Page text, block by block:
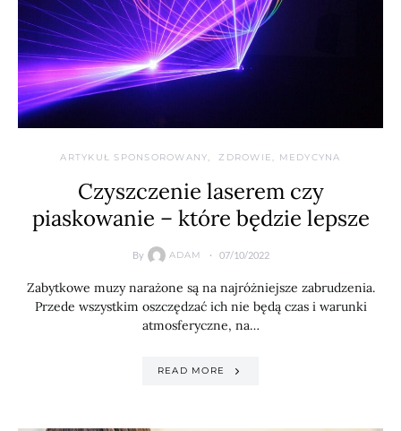
ARTYKUŁ SPONSOROWANY ZDROWIE, MEDYCYNA
Czyszczenie laserem czy
piaskowanie – które będzie lepsze
By ADAM 07/10/2022
Zabytkowe muzy narażone są na najróżniejsze zabrudzenia.
Przede wszystkim oszczędzać ich nie będą czas i warunki
atmosferyczne, na…
READ MORE